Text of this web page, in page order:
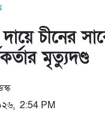
চীনের
মৃত্যুদণ্ড
2:54 PM